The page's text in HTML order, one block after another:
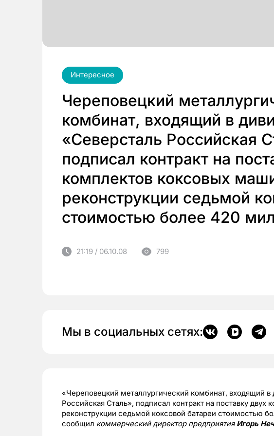
Интересное
Череповецкий
комбинат, входящий в
«Северсталь Российская
подписал контракт на
комплектов коксовых
реконструкции седьмой
стоимостью более 420
21:19 / 06.10.08 799
Мы в социальных сетях:
«Череповецкий металлургический комбинат, входящий в
Российская Сталь», подписал контракт на поставку
реконструкции седьмой коксовой батареи стоимостью
сообщил коммерческий директор предприятия Игорь